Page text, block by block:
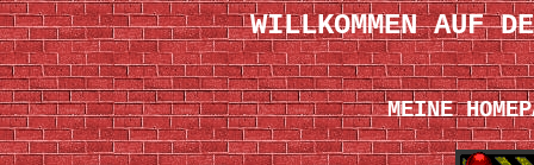
WILLKOMMEN AUF
MEINE